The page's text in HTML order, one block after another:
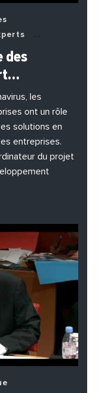
des
les
ont un rôle
solutions en
entreprises.
du projet